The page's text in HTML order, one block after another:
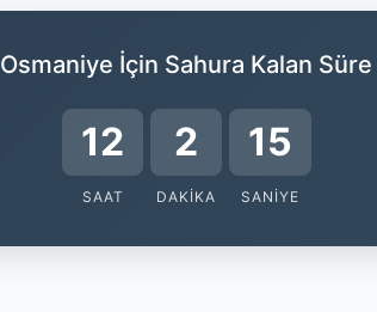
Osmaniye İçin Sahura Kalan Süre
12
SAAT
2
DAKIKA
15
SANIYE